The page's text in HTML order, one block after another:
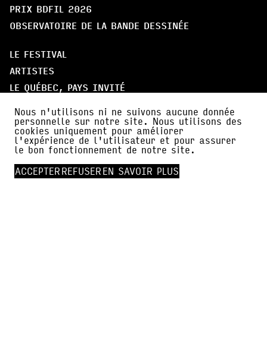
PRIX BDFIL 2026
OBSERVATOIRE DE LA BANDE DESSINÉE
LE FESTIVAL
ARTISTES
LE QUÉBEC, PAYS INVITÉ
À PROPOS
PARTENAIRES
AMI·E·S DE BDFIL
CERCLE DES MÉCÈNES
Nous n'utilisons ni ne suivons aucune donnée
personnelle sur notre site. Nous utilisons des
cookies uniquement pour améliorer
l'expérience de l'utilisateur et pour assurer
le bon fonctionnement de notre site.
ACCEPTERREFUSEREN SAVOIR PLUS